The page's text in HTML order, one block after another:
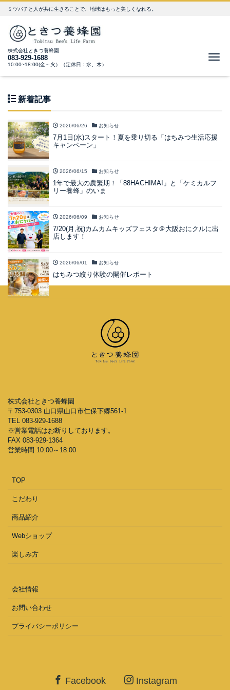
ミツバチと人が共に生きることで、地球はもっと美しくなれる。
株式会社ときつ養蜂園
083-929-1688
10:00~18:00(金～火）（定休日：水、木）
新着記事
2026/06/26 お知らせ
7月1日(水)スタート！夏を乗り切る「はちみつ生活応援
キャンペーン」
2026/06/15 お知らせ
1年で最大の農繁期！「88HACHIMAI」と「ケミカルフ
リー養蜂」のいま
2026/06/09 お知らせ
7/20(月,祝)カムカムキッズフェスタ＠大阪おにクルに出
店します！
2026/06/01 お知らせ
はちみつ絞り体験の開催レポート
株式会社ときつ養蜂園
〒753-0303 山口県山口市仁保下郷561-1
TEL 083-929-1688
※営業電話はお断りしております。
FAX 083-929-1364
営業時間 10:00～18:00
TOP
こだわり
商品紹介
Webショップ
楽しみ方
会社情報
お問い合わせ
プライバシーポリシー
Facebook Instagram